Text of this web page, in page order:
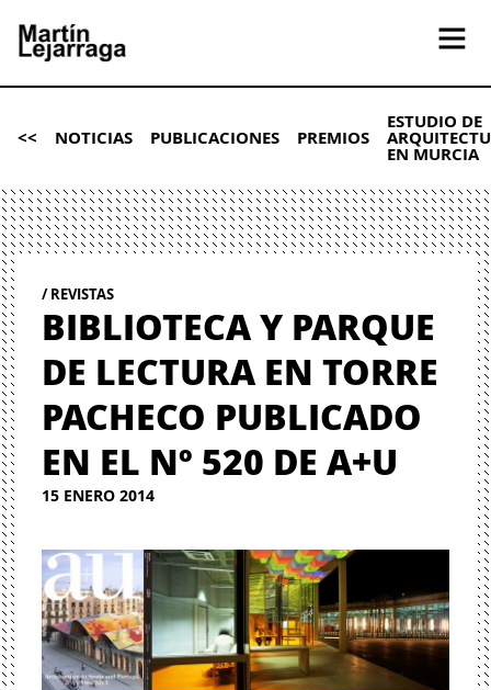
<< NOTICIAS PUBLICACIONES PREMIOS
ESTUDIO DE
EN MURCIA
REVISTAS
BIBLIOTECA Y PARQUE
DE LECTURA EN TORRE
PACHECO PUBLICADO
EN EL Nº 520 DE A+U
15 ENERO 2014